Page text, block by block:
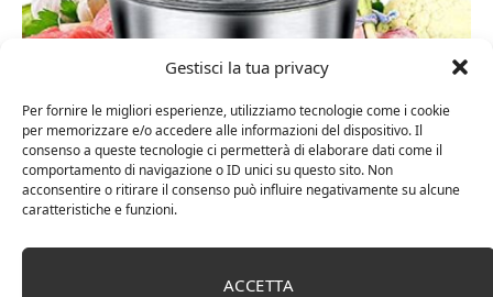
Gestisci la tua privacy
Per fornire le migliori esperienze, utilizziamo tecnologie come i cookie
per memorizzare e/o accedere alle informazioni del dispositivo. Il
consenso a queste tecnologie ci permetterà di elaborare dati come il
comportamento di navigazione o ID unici su questo sito. Non
acconsentire o ritirare il consenso può influire negativamente su alcune
caratteristiche e funzioni.
ACCETTA
SOKANY Tritatutto Elettrico Ciotola in
Acciaio Inox 2 Velocità con 4 Lame
Affilate Frullatore Tritatutto con Motore
Potente Robot da Cucina per Frutta